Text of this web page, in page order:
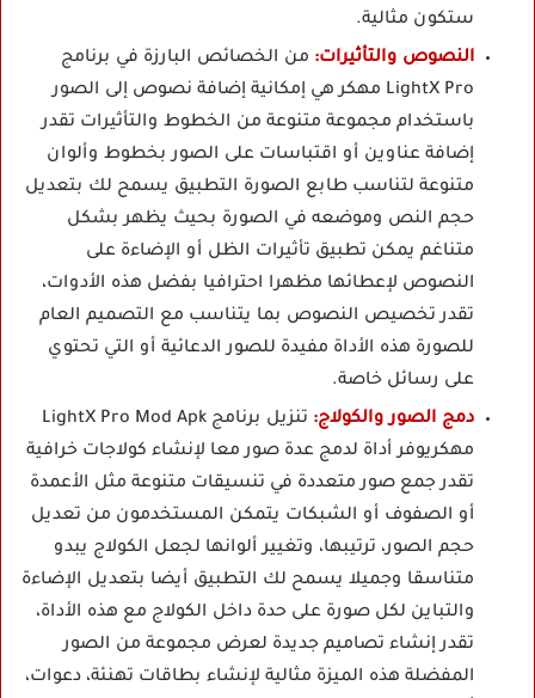
ستكون مثالية.
النصوص والتأثيرات: من الخصائص البارزة في برنامج
LightX Pro مهكر هي إمكانية إضافة نصوص إلى الصور
باستخدام مجموعة متنوعة من الخطوط والتأثيرات تقدر
إضافة عناوين أو اقتباسات على الصور بخطوط وألوان
متنوعة لتناسب طابع الصورة التطبيق يسمح لك بتعديل
حجم النص وموضعه في الصورة بحيث يظهر بشكل
متناغم يمكن تطبيق تأثيرات الظل أو الإضاءة على
النصوص لإعطائها مظهرا احترافيا بفضل هذه الأدوات،
تقدر تخصيص النصوص بما يتناسب مع التصميم العام
للصورة هذه الأداة مفيدة للصور الدعائية أو التي تحتوي
على رسائل خاصة.
دمج الصور والكولاج:
تنزيل برنامج LightX Pro Mod Apk
مهكريوفر أداة لدمج عدة صور معا لإنشاء كولاجات خرافية
تقدر جمع صور متعددة في تنسيقات متنوعة مثل الأعمدة
أو الصفوف أو الشبكات يتمكن المستخدمون من تعديل
حجم الصور، ترتيبها، وتغيير ألوانها لجعل الكولاج يبدو
متناسقا وجميلا يسمح لك التطبيق أيضا بتعديل الإضاءة
والتباين لكل صورة على حدة داخل الكولاج مع هذه الأداة،
تقدر إنشاء تصاميم جديدة لعرض مجموعة من الصور
المفضلة هذه الميزة مثالية لإنشاء بطاقات تهنئة، دعوات،